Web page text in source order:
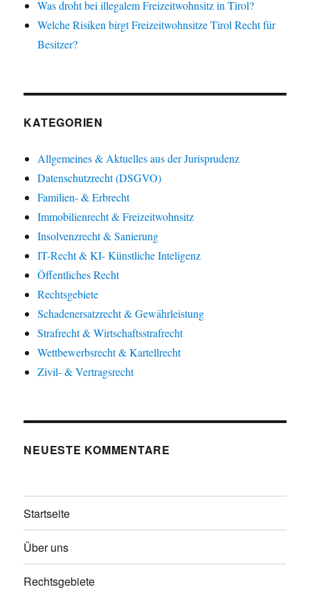
Was droht bei illegalem Freizeitwohnsitz in Tirol?
Welche Risiken birgt Freizeitwohnsitze Tirol Recht für
Besitzer?
KATEGORIEN
Allgemeines & Aktuelles aus der Jurisprudenz
Datenschutzrecht (DSGVO)
Familien- & Erbrecht
Immobilienrecht & Freizeitwohnsitz
Insolvenzrecht & Sanierung
IT-Recht & KI- Künstliche Inteligenz
Öffentliches Recht
Rechtsgebiete
Schadenersatzrecht & Gewährleistung
Strafrecht & Wirtschaftsstrafrecht
Wettbewerbsrecht & Kartellrecht
Zivil- & Vertragsrecht
NEUESTE KOMMENTARE
Startseite
Über uns
Rechtsgebiete